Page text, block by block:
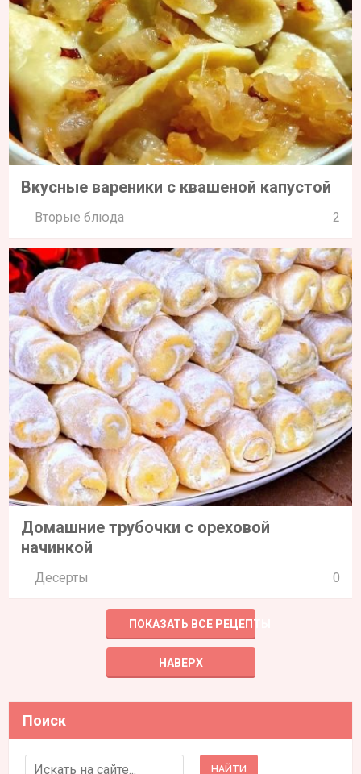
Вкусные вареники с квашеной капустой
Вторые блюда 2
Домашние трубочки с ореховой
начинкой
Десерты 0
ПОКАЗАТЬ ВСЕ РЕЦЕПТЫ
НАВЕРХ
Поиск
Search for: